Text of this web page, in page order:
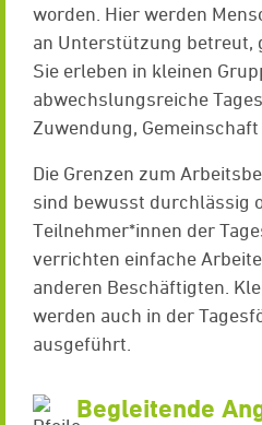
worden. Hier werden
an Unterstützung betreut,
Sie erleben in kleinen
abwechslungsreiche
Zuwendung,
Die Grenzen zum
sind bewusst durchlässig
Teilnehmer*innen der
verrichten einfache
anderen Beschäftigten.
werden auch in der
ausgeführt.
Begleitende